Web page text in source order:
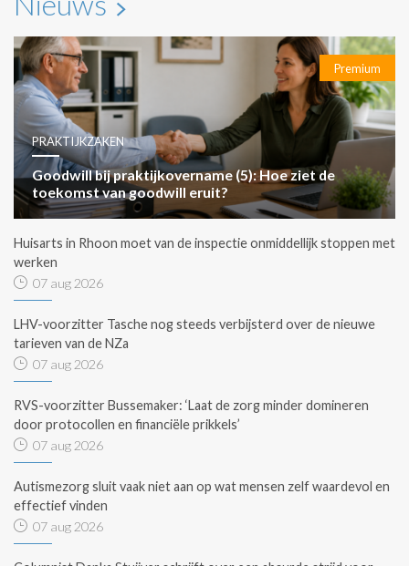
Premium
PRAKTIJKZAKEN
Goodwill bij praktijkovername (5): Hoe ziet de
toekomst van goodwill eruit?
Huisarts in Rhoon moet van de inspectie onmiddellijk stoppen met
werken
07 aug 2026
LHV-voorzitter Tasche nog steeds verbijsterd over de nieuwe
tarieven van de NZa
07 aug 2026
RVS-voorzitter Bussemaker: ‘Laat de zorg minder domineren
door protocollen en financiële prikkels’
07 aug 2026
Autismezorg sluit vaak niet aan op wat mensen zelf waardevol en
effectief vinden
07 aug 2026